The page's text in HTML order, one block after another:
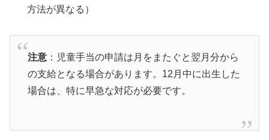
方法が異なる）
注意：児童手当の申請は月をまたぐと翌月分から
の支給となる場合があります。12月中に出生した
場合は、特に早急な対応が必要です。